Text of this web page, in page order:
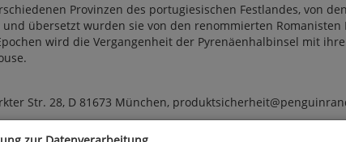
Provinzen des portugiesischen Festlandes, von
übersetzt wurden sie von den renommierten
wird die Vergangenheit der Pyrenäenhalbinsel mit
Str. 28, D 81673 München,